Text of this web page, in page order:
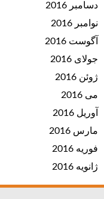
دسامبر 2016
نوامبر 2016
آگوست 2016
جولای 2016
ژوئن 2016
می 2016
آوریل 2016
مارس 2016
فوریه 2016
ژانویه 2016